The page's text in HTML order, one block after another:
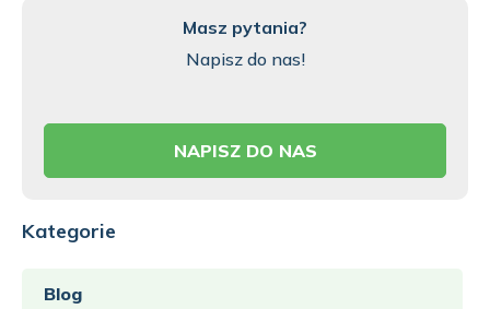
Masz pytania?
Napisz do nas!
NAPISZ DO NAS
Kategorie
Blog